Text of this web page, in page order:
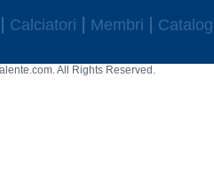
Calciatori Membri
All Rights Reserved.